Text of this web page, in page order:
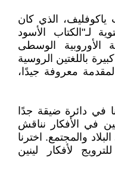
ياكوفليف، الذي كان
لـ"الكتاب الأسود
الأوروبية الوسطى
باللغتين الروسية
معروفة جيدًا،
في دائرة ضيقة جدًا
في الأفكار نناقش
والمجتمع. اخترنا
لأفكار لينين